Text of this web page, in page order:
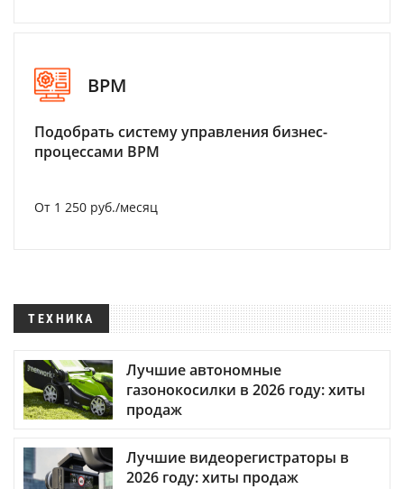
BPM
Подобрать систему управления бизнес-
процессами BPM
От 1 250 руб./месяц
ТЕХНИКА
Лучшие автономные
газонокосилки в 2026 году: хиты
продаж
Лучшие видеорегистраторы в
2026 году: хиты продаж